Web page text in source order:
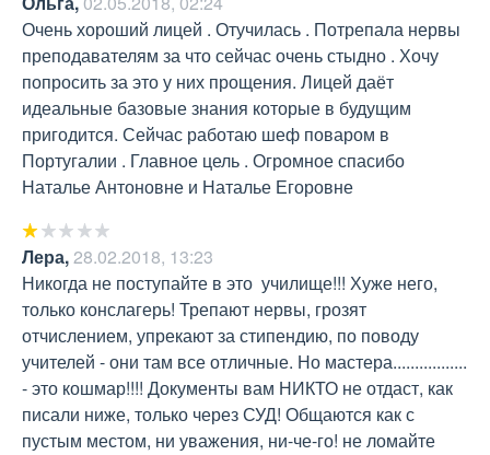
Очень хороший лицей . Отучилась . Потрепала нервы
преподавателям за что сейчас очень стыдно . Хочу
попросить за это у них прощения. Лицей даёт
идеальные базовые знания которые в будущим
пригодится. Сейчас работаю шеф поваром в
Португалии . Главное цель . Огромное спасибо
Наталье Антоновне и Наталье Егоровне
Лера,28.02.2018, 13:23
Никогда не поступайте в это  училище!!! Хуже него,
только конслагерь! Трепают нервы, грозят
отчислением, упрекают за стипендию, по поводу
учителей - они там все отличные. Но мастера.................
- это кошмар!!!! Документы вам НИКТО не отдаст, как
писали ниже, только через СУД! Общаются как с
пустым местом, ни уважения, ни-че-го! не ломайте